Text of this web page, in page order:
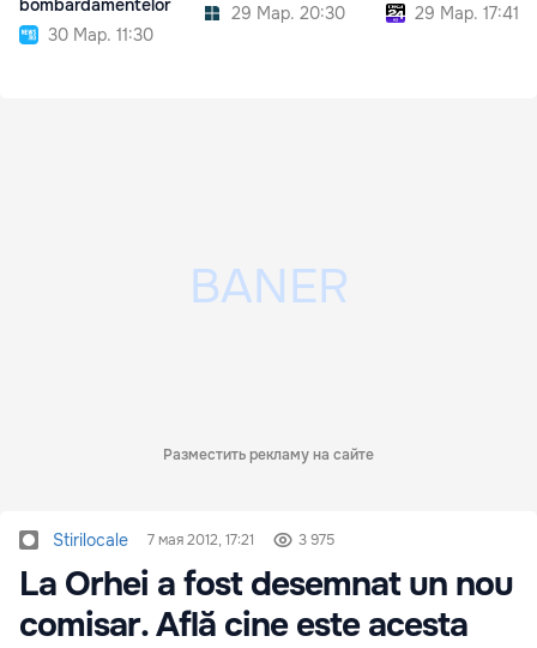
bombardamentelor
30 Мар. 11:30
29 Мар. 20:30
29 Мар. 17:41
Разместить рекламу на сайте
Stirilocale 7 мая 2012, 17:21 3 975
La Orhei a fost desemnat un nou
comisar. Află cine este acesta